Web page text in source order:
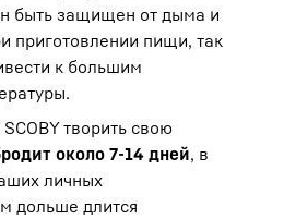
быть защищен от дыма и
приготовлении пищи, так
к большим
творить свою
около 7-14 дней, в
личных
дольше длится